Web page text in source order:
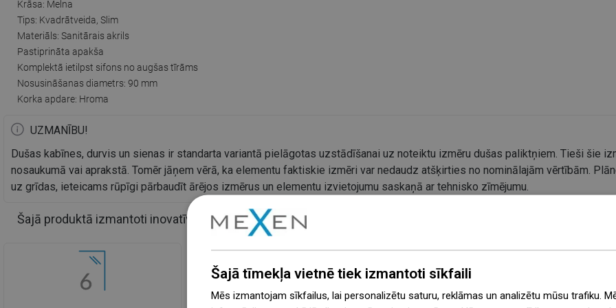
Krāsa: Melna
Tips: Kvadrātveida, Slim
Materiāls: Sanitārais akrils
Pastiprināta apakša
Komplektā ietilpst sifons no augšas tīrāms
Nosusināšanas diametrs: 90 mm
Korka apdare: Hroma
UZMANĪBU!
Dušas kabīnes, durvis un sienas ir standarta variantā pielāgotas uzstādīšanai uz noteiktu izmēru dušas paliktņiem. Tieši šie
nosaukumā vai aprakstā. Tomēr jāņem vērā, ka elementu faktiskie izmēri var nedaudz atšķirties no nominālajām vērtībām.
uz grīdas, ieteicams rūpīgi pārbaudīt ārējos izmērus un elementu izvietojumu saskaņā ar tehnisko zīmējumu.
Šajā produktā izmantoti inovatīvi risinājumi
Šajā tīmekļa vietnē tiek izmantoti sīkfaili
Mēs izmantojam sīkfailus, lai personalizētu saturu, reklāmas un analizētu mūsu trafiku.